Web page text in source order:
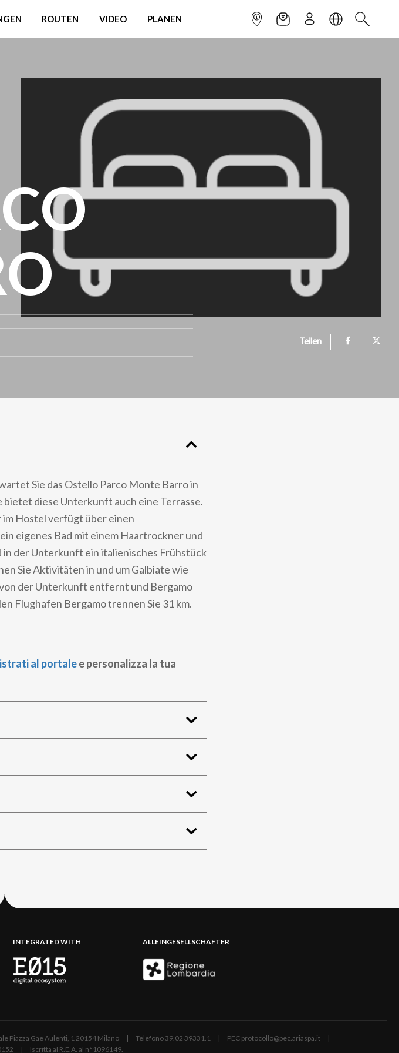
ROUTEN VIDEO PLANEN INFOPUNKTNEWSLETTER
ANMELDENSPRACHESUCHEN
Teilen
Sie das Ostello Parco Monte Barro in
diese Unterkunft auch eine Terrasse.
Hostel verfügt über einen
eigenes Bad mit einem Haartrockner und
der Unterkunft ein italienisches Frühstück
Sie Aktivitäten in und um Galbiate wie
der Unterkunft entfernt und Bergamo
Flughafen Bergamo trennen Sie 31 km.
al portalee personalizza la tua
INTEGRATED WITH ALLEINGESELLSCHAFTER
Piazza Gae Aulenti, 1 20154 Milano | Telefono 39.02 39331.1 | PEC protocollo@pec.ariaspa.it |
| Iscritta al R.E.A. al n°1096149.